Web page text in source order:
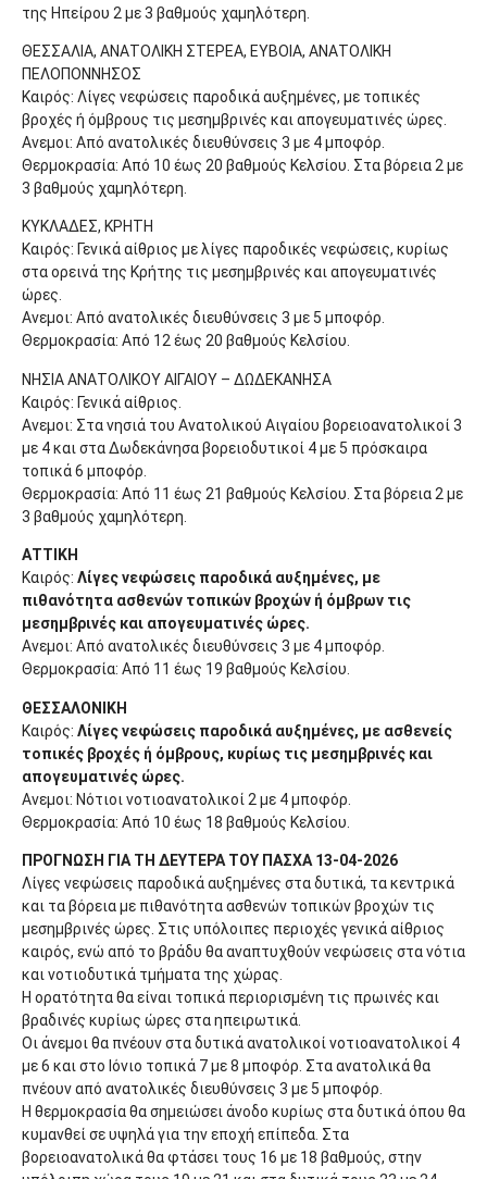
της Ηπείρου 2 με 3 βαθμούς χαμηλότερη.
ΘΕΣΣΑΛΙΑ, ΑΝΑΤΟΛΙΚΗ ΣΤΕΡΕΑ, ΕΥΒΟΙΑ, ΑΝΑΤΟΛΙΚΗ
ΠΕΛΟΠΟΝΝΗΣΟΣ
Καιρός: Λίγες νεφώσεις παροδικά αυξημένες, με τοπικές
βροχές ή όμβρους τις μεσημβρινές και απογευματινές ώρες.
Ανεμοι: Από ανατολικές διευθύνσεις 3 με 4 μποφόρ.
Θερμοκρασία: Από 10 έως 20 βαθμούς Κελσίου. Στα βόρεια 2 με
3 βαθμούς χαμηλότερη.
ΚΥΚΛΑΔΕΣ, ΚΡΗΤΗ
Καιρός: Γενικά αίθριος με λίγες παροδικές νεφώσεις, κυρίως
στα ορεινά της Κρήτης τις μεσημβρινές και απογευματινές
ώρες.
Ανεμοι: Από ανατολικές διευθύνσεις 3 με 5 μποφόρ.
Θερμοκρασία: Από 12 έως 20 βαθμούς Κελσίου.
ΝΗΣΙΑ ΑΝΑΤΟΛΙΚΟΥ ΑΙΓΑΙΟΥ – ΔΩΔΕΚΑΝΗΣΑ
Καιρός: Γενικά αίθριος.
Ανεμοι: Στα νησιά του Ανατολικού Αιγαίου βορειοανατολικοί 3
με 4 και στα Δωδεκάνησα βορειοδυτικοί 4 με 5 πρόσκαιρα
τοπικά 6 μποφόρ.
Θερμοκρασία: Από 11 έως 21 βαθμούς Κελσίου. Στα βόρεια 2 με
3 βαθμούς χαμηλότερη.
ΑΤΤΙΚΗ
Καιρός: Λίγες νεφώσεις παροδικά αυξημένες, με
πιθανότητα ασθενών τοπικών βροχών ή όμβρων τις
μεσημβρινές και απογευματινές ώρες.
Ανεμοι: Από ανατολικές διευθύνσεις 3 με 4 μποφόρ.
Θερμοκρασία: Από 11 έως 19 βαθμούς Κελσίου.
ΘΕΣΣΑΛΟΝΙΚΗ
Καιρός: Λίγες νεφώσεις παροδικά αυξημένες, με ασθενείς
τοπικές βροχές ή όμβρους, κυρίως τις μεσημβρινές και
απογευματινές ώρες.
Ανεμοι: Νότιοι νοτιοανατολικοί 2 με 4 μποφόρ.
Θερμοκρασία: Από 10 έως 18 βαθμούς Κελσίου.
ΠΡΟΓΝΩΣΗ ΓΙΑ ΤΗ ΔΕΥΤΕΡΑ ΤΟΥ ΠΑΣΧΑ 13-04-2026
Λίγες νεφώσεις παροδικά αυξημένες στα δυτικά, τα κεντρικά
και τα βόρεια με πιθανότητα ασθενών τοπικών βροχών τις
μεσημβρινές ώρες. Στις υπόλοιπες περιοχές γενικά αίθριος
καιρός, ενώ από το βράδυ θα αναπτυχθούν νεφώσεις στα νότια
και νοτιοδυτικά τμήματα της χώρας.
Η ορατότητα θα είναι τοπικά περιορισμένη τις πρωινές και
βραδινές κυρίως ώρες στα ηπειρωτικά.
Οι άνεμοι θα πνέουν στα δυτικά ανατολικοί νοτιοανατολικοί 4
με 6 και στο Ιόνιο τοπικά 7 με 8 μποφόρ. Στα ανατολικά θα
πνέουν από ανατολικές διευθύνσεις 3 με 5 μποφόρ.
Η θερμοκρασία θα σημειώσει άνοδο κυρίως στα δυτικά όπου θα
κυμανθεί σε υψηλά για την εποχή επίπεδα. Στα
βορειοανατολικά θα φτάσει τους 16 με 18 βαθμούς, στην